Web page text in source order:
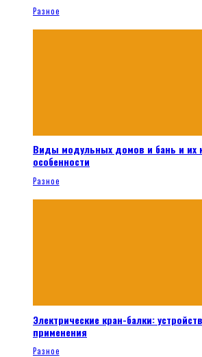
Разное
Виды модульных домов и бань и их
особенности
Разное
Электрические кран-балки:
применения
Разное